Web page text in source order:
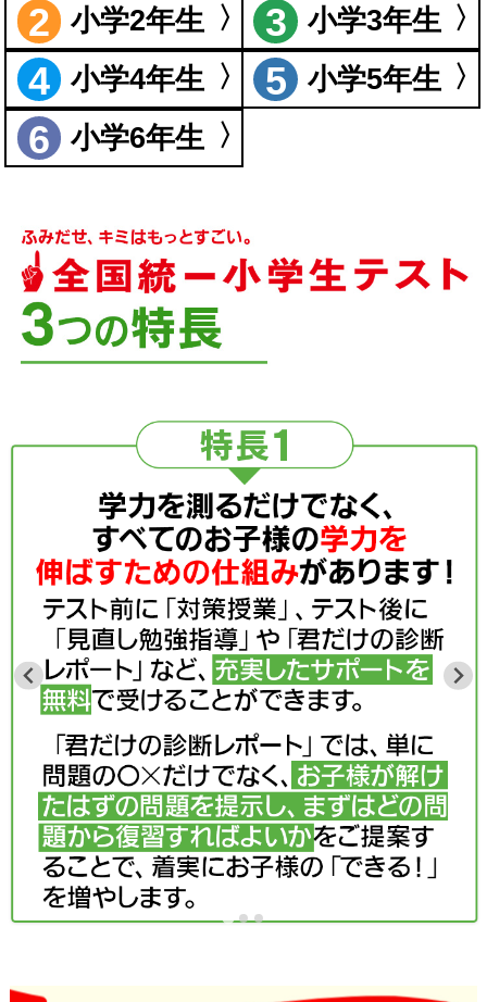
2 小学2年生 3 小学3年生
4 小学4年生 5 小学5年生
6 小学6年生